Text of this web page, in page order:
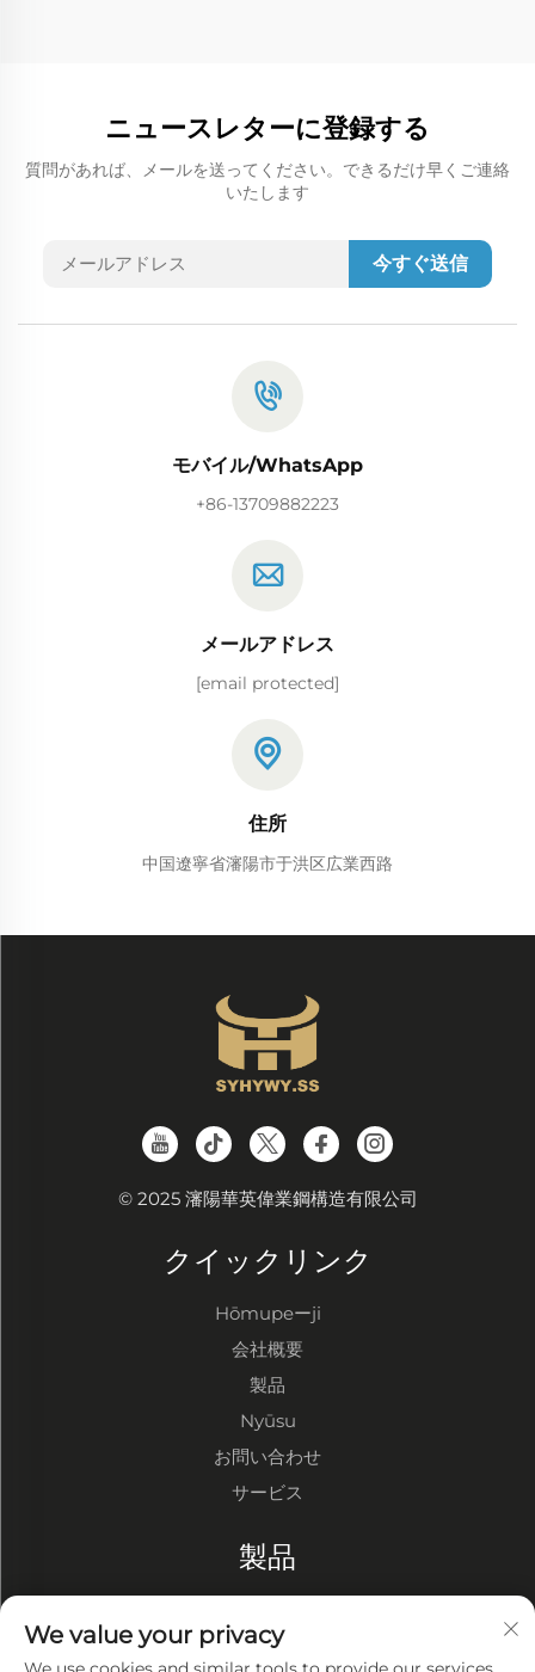
ニュースレターに登録する
質問があれば、メールを送ってください。できるだけ早くご連絡
いたします
今すぐ送信
モバイル/WhatsApp
+86-13709882223
メールアドレス
[email protected]
住所
中国遼寧省瀋陽市于洪区広業西路
© 2025 瀋陽華英偉業鋼構造有限公司
クイックリンク
Hōmupeーji
会社概要
製品
Nyūsu
お問い合わせ
サービス
製品
鋼構造工場
We value your privacy